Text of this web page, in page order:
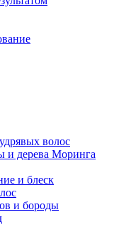
волос
и дерева Моринга
и блеск
и бороды